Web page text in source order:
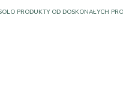
900 POZYTYWNYCH RECENZJI